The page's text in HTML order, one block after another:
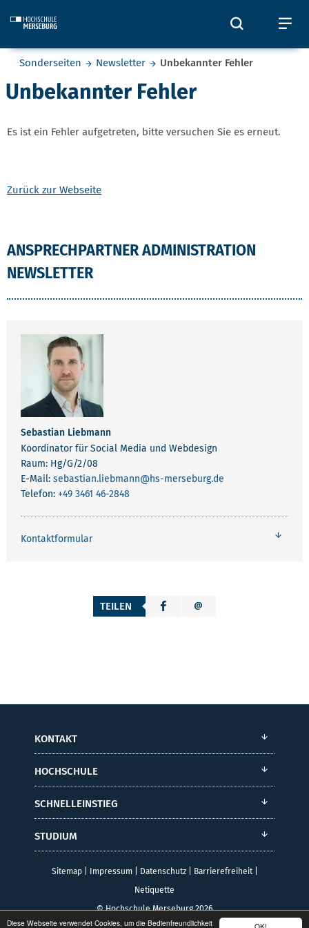
Diese Webseite verwendet Cookies, um die Bedienfreundlichkeit
Öffnet
Sie befinden sich hier:
Sonderseiten Newsletter Unbekannter Fehler
Unbekannter Fehler
Es ist ein Fehler aufgetreten, bitte versuchen Sie es erneut.
Zurück zur Webseite
ANSPRECHPARTNER ADMINISTRATION
NEWSLETTER
Sebastian Liebmann
Koordinator für Social Media und Webdesign
Raum: Hg/G/2/08
E-Mail: sebastian.liebmann@hs-merseburg.de
Telefon: +49 3461 46-2848
Kontaktformular
TEILEN
KONTAKT
HOCHSCHULE
SCHNELLEINSTIEG
STUDIUM
Sitemap| Impressum| Datenschutz| Barrierefreiheit|
Netiquette
© Hochschule Merseburg 2026